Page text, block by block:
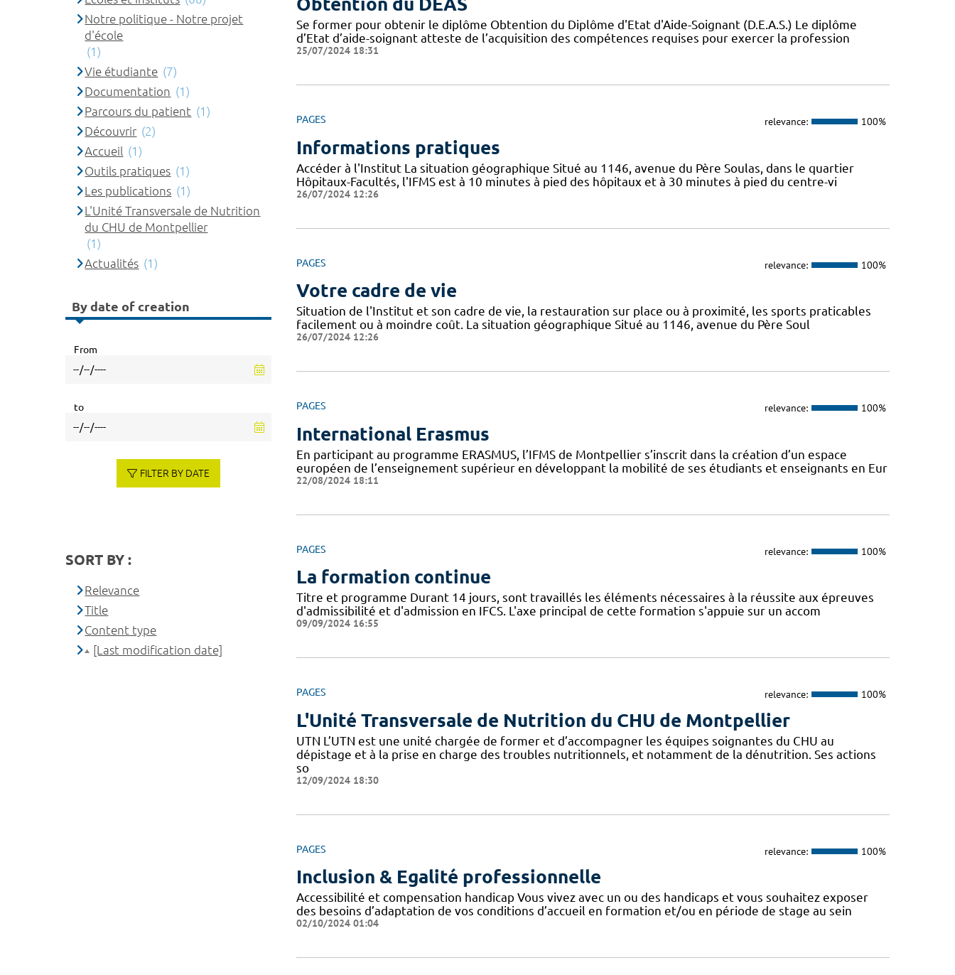
Obtention du DEAS
Se former pour obtenir le diplôme Obtention du Diplôme d'Etat d'Aide-Soignant (D.E.A.S.) Le diplôme
d’Etat d’aide-soignant atteste de l’acquisition des compétences requises pour exercer la profession
25/07/2024 18:31
PAGES relevance: 100%
Informations pratiques
Accéder à l'Institut La situation géographique Situé au 1146, avenue du Père Soulas, dans le quartier
Hôpitaux-Facultés, l'IFMS est à 10 minutes à pied des hôpitaux et à 30 minutes à pied du centre-vi
26/07/2024 12:26
PAGES relevance: 100%
Votre cadre de vie
Situation de l'Institut et son cadre de vie, la restauration sur place ou à proximité, les sports praticables
facilement ou à moindre coût. La situation géographique Situé au 1146, avenue du Père Soul
26/07/2024 12:26
PAGES relevance: 100%
International Erasmus
En participant au programme ERASMUS, l’IFMS de Montpellier s’inscrit dans la création d’un espace
européen de l’enseignement supérieur en développant la mobilité de ses étudiants et enseignants en Eur
22/08/2024 18:11
PAGES relevance: 100%
La formation continue
Titre et programme Durant 14 jours, sont travaillés les éléments nécessaires à la réussite aux épreuves
d'admissibilité et d'admission en IFCS. L'axe principal de cette formation s'appuie sur un accom
09/09/2024 16:55
PAGES relevance: 100%
L'Unité Transversale de Nutrition du CHU de Montpellier
UTN L’UTN est une unité chargée de former et d’accompagner les équipes soignantes du CHU au
dépistage et à la prise en charge des troubles nutritionnels, et notamment de la dénutrition. Ses actions
so
12/09/2024 18:30
PAGES relevance: 100%
Inclusion & Egalité professionnelle
Accessibilité et compensation handicap Vous vivez avec un ou des handicaps et vous souhaitez exposer
des besoins d’adaptation de vos conditions d’accueil en formation et/ou en période de stage au sein
02/10/2024 01:04
Notre politique - Notre projet
d'école
(1)
Vie étudiante (7)
Documentation (1)
Parcours du patient (1)
Découvrir (2)
Accueil (1)
Outils pratiques (1)
Les publications (1)
L'Unité Transversale de Nutrition
du CHU de Montpellier
(1)
Actualités (1)
By date of creation
From
to
FILTER BY DATE
SORT BY :
Relevance
Title
Content type
[Last modification date]